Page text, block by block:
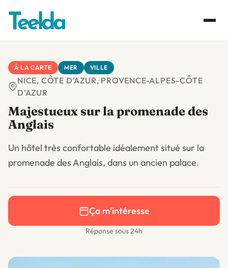
À LA CARTE MER VILLE
NICE, CÔTE D'AZUR, PROVENCE-ALPES-CÔTE
D'AZUR
Majestueux sur la promenade des
Anglais
Un hôtel très confortable idéalement situé sur la
promenade des Anglais, dans un ancien palace.
Ça m'intéresse
Réponse sous 24h